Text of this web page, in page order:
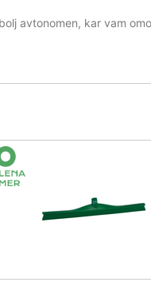
avtonomen, kar vam